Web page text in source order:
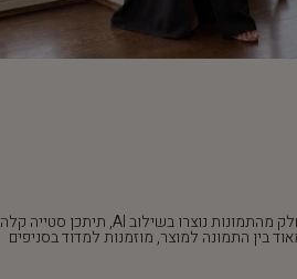
*חלק מהתמונות נוצרו בשילוב AI, תיתכן סטייה קלה
בין התמונה למוצר, מוזמנות למדוד בסניפים